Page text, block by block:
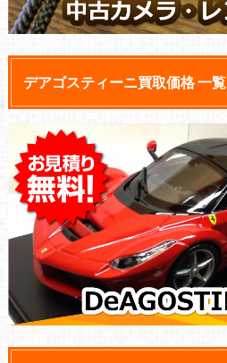
デアゴスティーニ買取価格 一覧